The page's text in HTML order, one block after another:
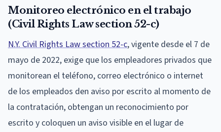
Monitoreo electrónico en el trabajo
(Civil Rights Law section 52-c)
N.Y. Civil Rights Law section 52-c, vigente desde el 7 de
mayo de 2022, exige que los empleadores privados que
monitorean el teléfono, correo electrónico o internet
de los empleados den aviso por escrito al momento de
la contratación, obtengan un reconocimiento por
escrito y coloquen un aviso visible en el lugar de